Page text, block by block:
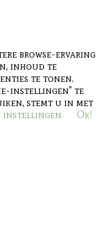
browse-ervaring
inhoud te
te tonen.
instellingen" te
stemt u in met
instellingen
Ok!